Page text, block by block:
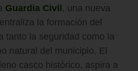
Guardia Civil , una nueva
la formación del
tanto la seguridad como la
natural del municipio. El
casco histórico, aspira a